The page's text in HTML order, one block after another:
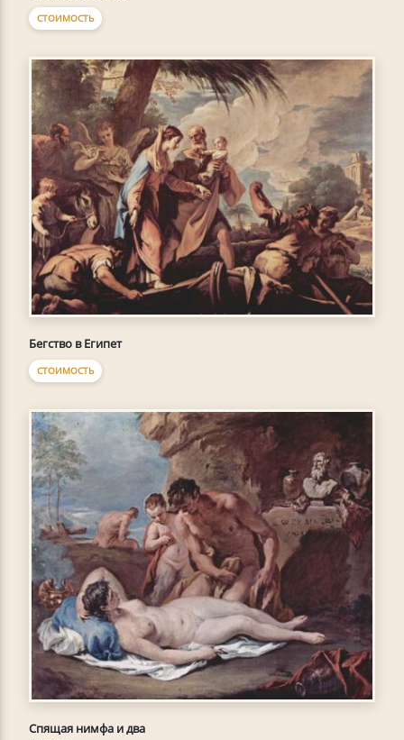
СТОИМОСТЬ
Бегство в Египет
СТОИМОСТЬ
Спящая нимфа и два